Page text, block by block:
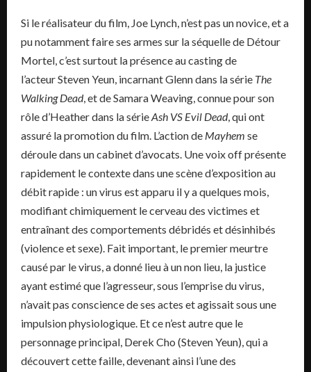
Si le réalisateur du film, Joe Lynch, n’est pas un novice, et a
pu notamment faire ses armes sur la séquelle de Détour
Mortel, c’est surtout la présence au casting de
l’acteur Steven Yeun, incarnant Glenn dans la série The
Walking Dead, et de Samara Weaving, connue pour son
rôle d’Heather dans la sérieAsh VS Evil Dead, qui ont
assuré la promotion du film. L’action de Mayhem se
déroule dans un cabinet d’avocats. Une voix off présente
rapidement le contexte dans une scène d’exposition au
débit rapide : un virus est apparu il y a quelques mois,
modifiant chimiquement le cerveau des victimes et
entraînant des comportements débridés et désinhibés
(violence et sexe). Fait important, le premier meurtre
causé par le virus, a donné lieu à un non lieu, la justice
ayant estimé que l’agresseur, sous l’emprise du virus,
n’avait pas conscience de ses actes et agissait sous une
impulsion physiologique. Et ce n’est autre que le
personnage principal, Derek Cho (Steven Yeun), qui a
découvert cette faille, devenant ainsi l’une des